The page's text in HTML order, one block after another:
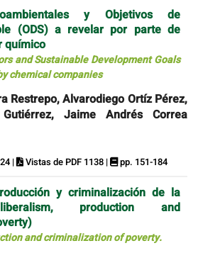
y Objetivos de
(ODS) a revelar por parte de
químico
and Sustainable Development Goals
chemical companies
Restrepo, Alvarodiego Ortíz Pérez,
Jaime Andrés Correa
| Vistas de PDF 1138 | pp. 151-184
y criminalización de la
production and
and criminalization of poverty.